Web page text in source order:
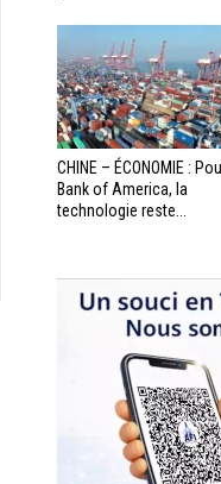
CHINE – ÉCONOMIE :
Bank of America, la
technologie reste...